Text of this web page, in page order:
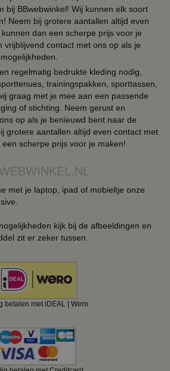
bij BBwebwinkel! Wij kunnen elk soort
Neem bij grotere aantallen altijd even
dan een scherpe prijs voor je
vrijblijvend contact met ons op als je
regelmatig bedrukte kleding nodig,
trainingspakken, sporttassen,
graag met je mee aan een passende
of stichting. Neem gerust en
op als je benieuwd bent naar de
grotere aantallen altijd even contact met
scherpe prijs voor je maken!
met je laptop, ipad of mobieltje onze
kijk bij de afbeeldingen en
zit er zeker tussen.
betalen met iDEAL | Wero